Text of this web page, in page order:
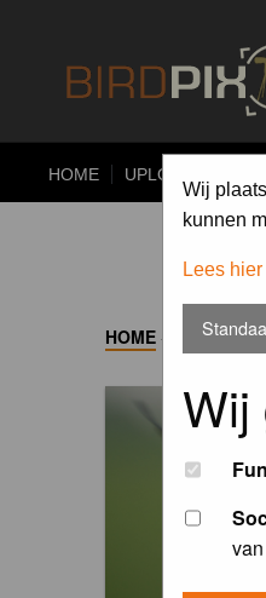
HOME UPLOAD
Wij
kunnen
Lees
Wij
HOME -> ALBUM